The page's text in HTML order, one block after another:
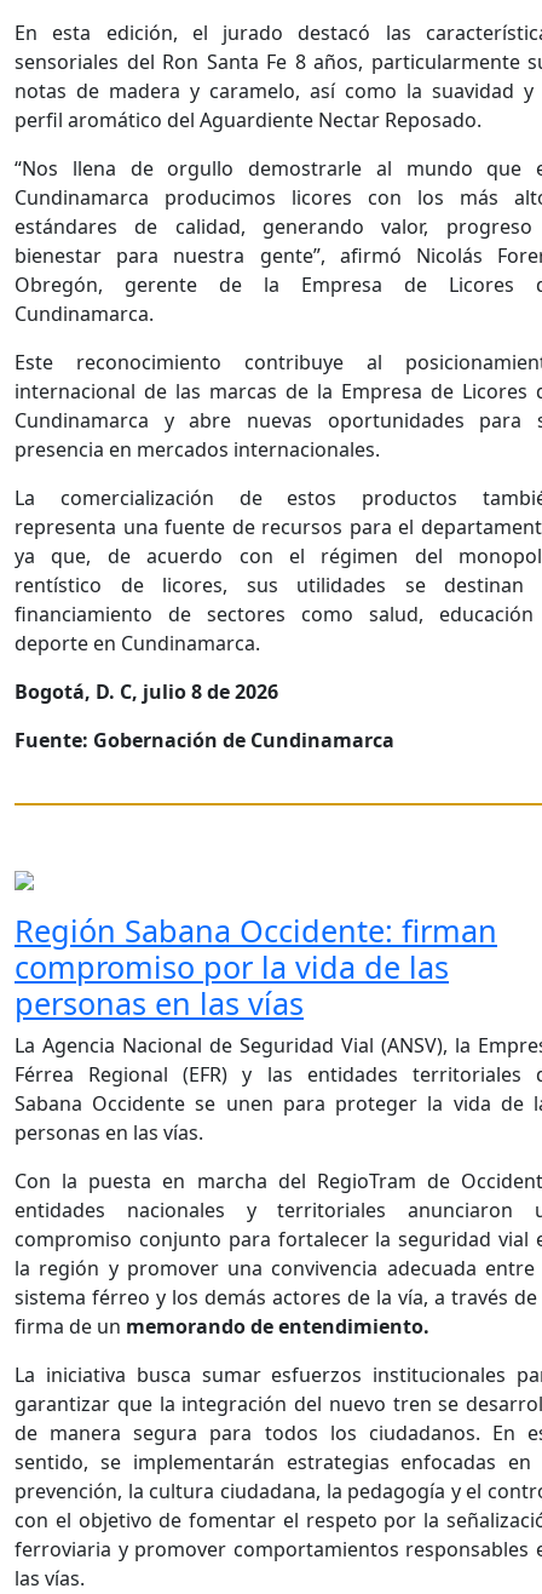
En esta edición, el jurado destacó las
sensoriales del Ron Santa Fe 8 años, particularmente
notas de madera y caramelo, así como la suavidad y
perfil aromático del Aguardiente Nectar Reposado.
“Nos llena de orgullo demostrarle al mundo que
Cundinamarca producimos licores con los más
estándares de calidad, generando valor,
bienestar para nuestra gente”, afirmó Nicolás
Obregón, gerente de la Empresa de Licores
Cundinamarca.
Este reconocimiento contribuye al
internacional de las marcas de la Empresa de Licores
Cundinamarca y abre nuevas oportunidades para
presencia en mercados internacionales.
La comercialización de estos productos
representa una fuente de recursos para el
ya que, de acuerdo con el régimen del
rentístico de licores, sus utilidades se destinan
financiamiento de sectores como salud,
deporte en Cundinamarca.
Bogotá, D. C, julio 8 de 2026
Fuente: Gobernación de Cundinamarca
Región Sabana Occidente: firman
compromiso por la vida de las
personas en las vías
La Agencia Nacional de Seguridad Vial (ANSV), la
Férrea Regional (EFR) y las entidades territoriales
Sabana Occidente se unen para proteger la vida de
personas en las vías.
Con la puesta en marcha del RegioTram de
entidades nacionales y territoriales anunciaron
compromiso conjunto para fortalecer la seguridad vial
la región y promover una convivencia adecuada entre
sistema férreo y los demás actores de la vía, a través de
firma de un memorando de entendimiento.
La iniciativa busca sumar esfuerzos institucionales
garantizar que la integración del nuevo tren se
de manera segura para todos los ciudadanos. En
sentido, se implementarán estrategias enfocadas en
prevención, la cultura ciudadana, la pedagogía y el
con el objetivo de fomentar el respeto por la
ferroviaria y promover comportamientos responsables
las vías.